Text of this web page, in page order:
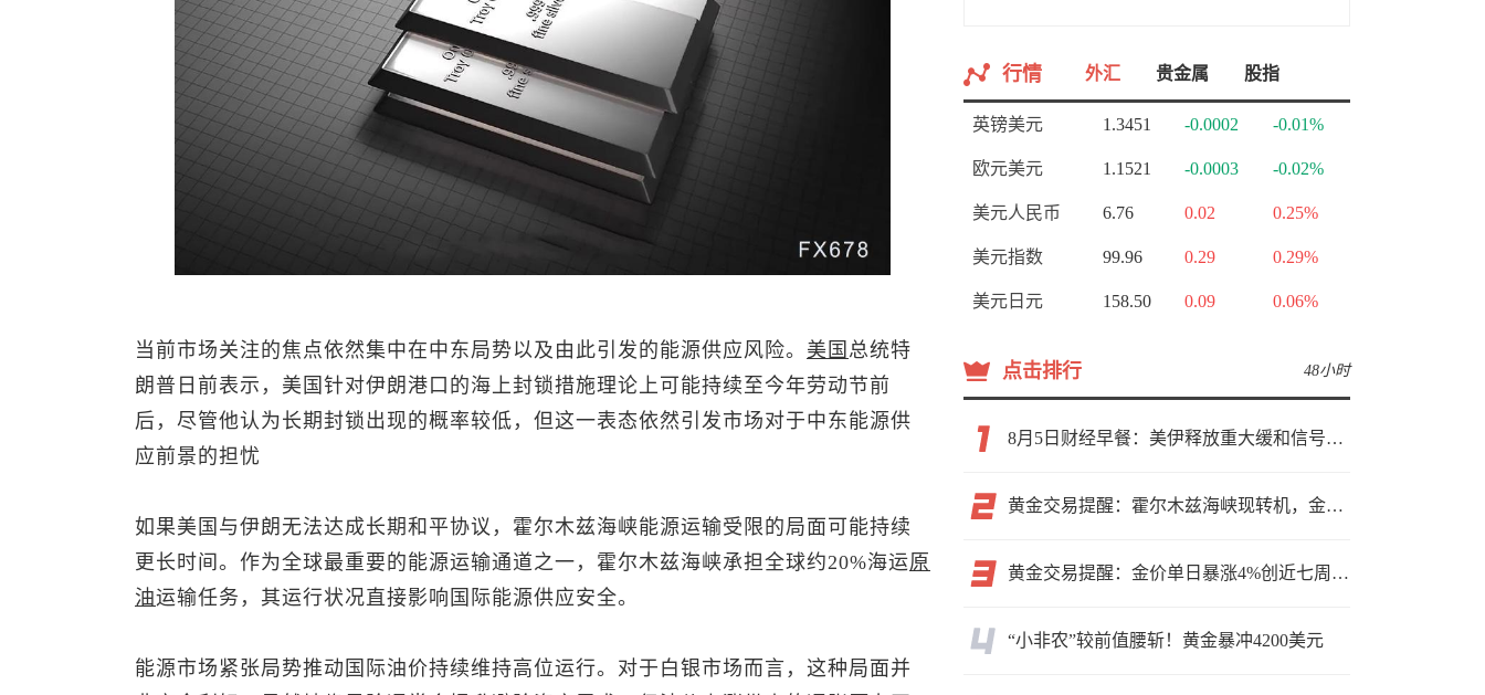
当前市场关注的焦点依然集中在中东局势以及由此引发的能源供应风险。 美国 总统特
朗普日前表示，美国针对伊朗港口的海上封锁措施理论上可能持续至今年劳动节前
后，尽管他认为长期封锁出现的概率较低，但这一表态依然引发市场对于中东能源供
应前景的担忧
如果美国与伊朗无法达成长期和平协议，霍尔木兹海峡能源运输受限的局面可能持续
更长时间。作为全球最重要的能源运输通道之一，霍尔木兹海峡承担全球约20%海运原
油运输任务，其运行状况直接影响国际能源供应安全。
能源市场紧张局势推动国际油价持续维持高位运行。对于白银市场而言，这种局面并
行情 外汇 贵金属 股指
英镑美元 1.3451 -0.0002 -0.01%
欧元美元 1.1521 -0.0003 -0.02%
美元人民币 6.76 0.02 0.25%
美元指数 99.96 0.29 0.29%
美元日元 158.50 0.09 0.06%
点击排行 48小时
8月5日财经早餐：美伊释放重大缓和信号，现货黄金高位持稳，美油重挫超6%
黄金交易提醒：霍尔木兹海峡现转机，金价小幅反弹，能否借就业数据再上新台阶？
黄金交易提醒：金价单日暴涨4%创近七周新高，加息预期降温叠加霍尔木兹“暂停信号”，牛市重启了？
“小非农”较前值腰斩！黄金暴冲4200美元